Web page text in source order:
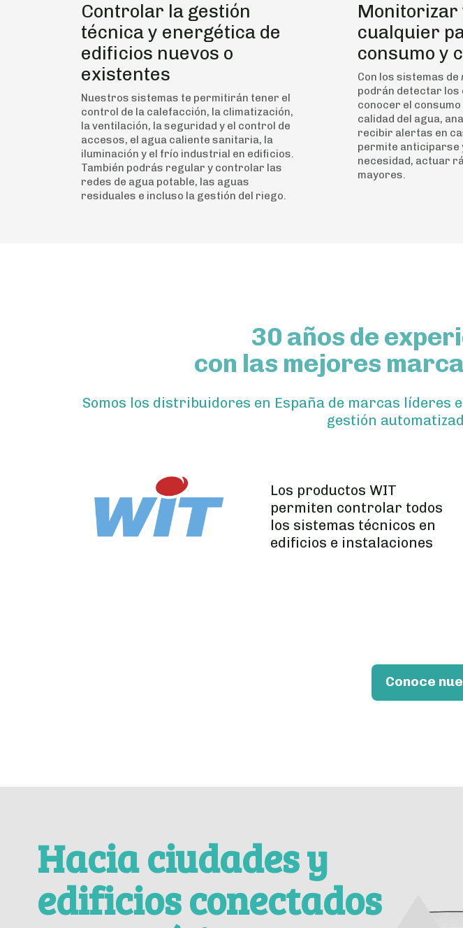
Controlar la gestión
técnica y energética de
edificios nuevos o
existentes
Nuestros sistemas te permitirán tener el
control de la calefacción, la climatización,
la ventilación, la seguridad y el control de
accesos, el agua caliente sanitaria, la
iluminación y el frío industrial en edificios.
También podrás regular y controlar las
redes de agua potable, las aguas
residuales e incluso la gestión del riego.
cualquier
consumo y
Con los sistemas de
podrán detectar los
conocer el
calidad del agua,
recibir alertas en
permite anticiparse
necesidad, actuar
mayores.
30 años de
con las mejores
Somos los distribuidores en España de marcas
gestión
Los productos WIT
permiten controlar todos
los sistemas técnicos en
edificios e instalaciones
Conoce